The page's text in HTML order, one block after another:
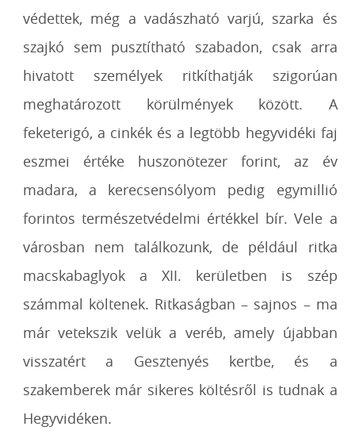
védettek, még a vadászható varjú, szarka és
szajkó sem pusztítható szabadon, csak arra
hivatott személyek ritkíthatják szigorúan
meghatározott körülmények között. A
feketerigó, a cinkék és a legtöbb hegyvidéki faj
eszmei értéke huszonötezer forint, az év
madara, a kerecsensólyom pedig egymillió
forintos természetvédelmi értékkel bír. Vele a
városban nem találkozunk, de például ritka
macskabaglyok a XII. kerületben is szép
számmal költenek. Ritkaságban – sajnos – ma
már vetekszik velük a veréb, amely újabban
visszatért a Gesztenyés kertbe, és a
szakemberek már sikeres költésről is tudnak a
Hegyvidéken.